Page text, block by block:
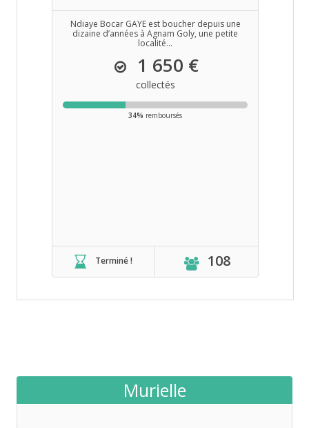
Ndiaye Bocar GAYE est boucher depuis une
dizaine d’années à Agnam Goly, une petite
localité...
1 650 €
collectés
34% remboursés
Terminé ! 108
Murielle